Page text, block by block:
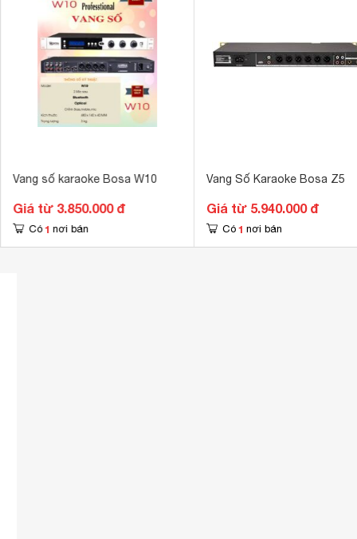
Vang số karaoke Bosa W10
Giá từ 3.850.000 đ
Có 1 nơi bán
Vang Số Karaoke Bosa Z5
Giá từ 5.940.000 đ
Có 1 nơi bán